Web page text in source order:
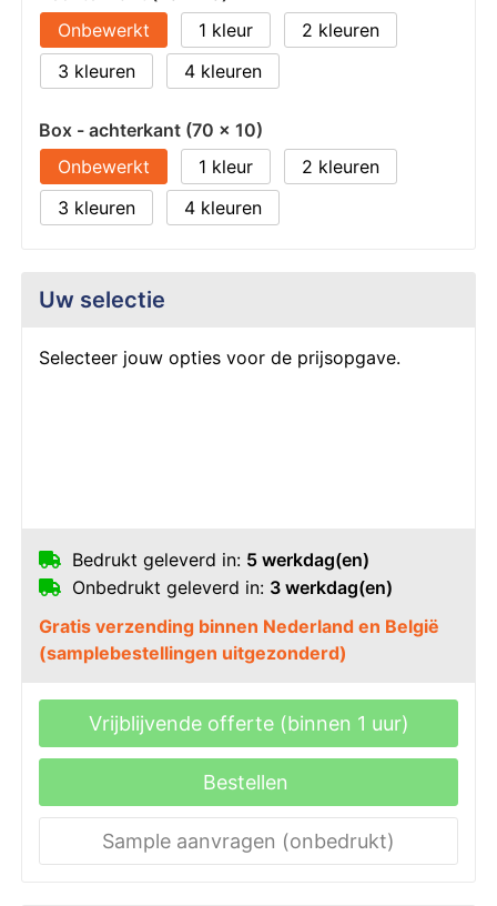
Onbewerkt
1
2
3
4
Box - achterkant (70 x 10)
Onbewerkt
1
2
3
4
Uw selectie
Selecteer jouw opties voor de prijsopgave.
Bedrukt geleverd in: 5 werkdag(en)
Onbedrukt geleverd in: 3 werkdag(en)
Gratis verzending binnen Nederland en België
(samplebestellingen uitgezonderd)
Vrijblijvende offerte (binnen 1 uur)
Bestellen
Sample aanvragen (onbedrukt)